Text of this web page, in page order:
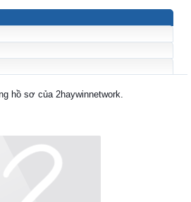
hồ sơ của 2haywinnetwork.